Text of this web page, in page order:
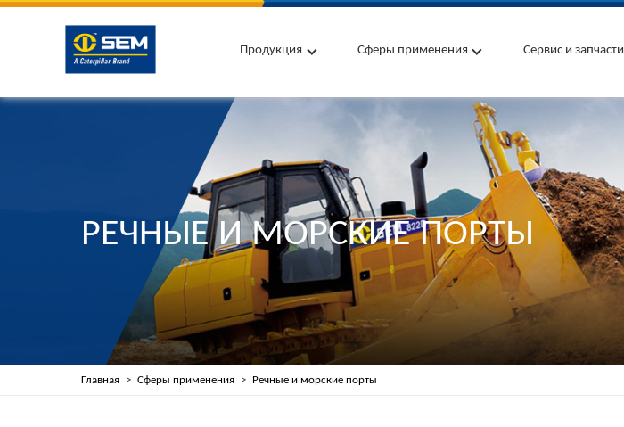
Продукция Сферы применения Сервис и запчасти
РЕЧНЫЕ И МОРСКИЕ ПОРТЫ
Главная Сферы применения Речные и морские порты